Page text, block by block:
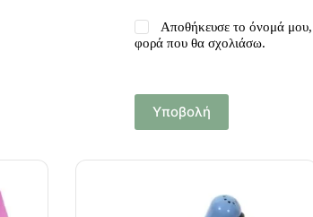
Αποθήκευσε το όνομά μου,
φορά που θα σχολιάσω.
Υποβολή